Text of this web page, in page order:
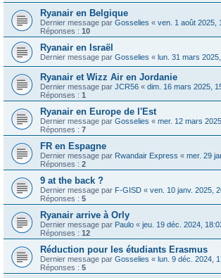
Ryanair en Belgique
Dernier message par Gosselies « ven. 1 août 2025,
Réponses : 10
Ryanair en Israël
Dernier message par Gosselies « lun. 31 mars
Ryanair et Wizz Air en Jordanie
Dernier message par JCR56 « dim. 16 mars 2025,
Réponses : 1
Ryanair en Europe de l'Est
Dernier message par Gosselies « mer. 12 mars
Réponses : 7
FR en Espagne
Dernier message par Rwandair Express « mer. 29
Réponses : 2
9 at the back ?
Dernier message par F-GISD « ven. 10 janv. 2025,
Réponses : 5
Ryanair arrive à Orly
Dernier message par Paulo « jeu. 19 déc. 2024,
Réponses : 12
Réduction pour les étudiants Erasmus
Dernier message par Gosselies « lun. 9 déc. 2024,
Réponses : 5